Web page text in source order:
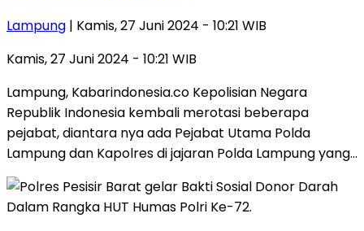
Lampung | Kamis, 27 Juni 2024 - 10:21 WIB
Kamis, 27 Juni 2024 - 10:21 WIB
Lampung, Kabarindonesia.co Kepolisian Negara
Republik Indonesia kembali merotasi beberapa
pejabat, diantara nya ada Pejabat Utama Polda
Lampung dan Kapolres di jajaran Polda Lampung yang…